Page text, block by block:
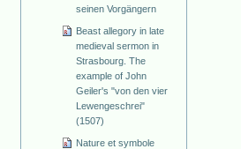
seinen Vorgängern
Beast allegory in late
medieval sermon in
Strasbourg. The
example of John
Geiler's "von den vier
Lewengeschrei"
(1507)
Nature et symbole